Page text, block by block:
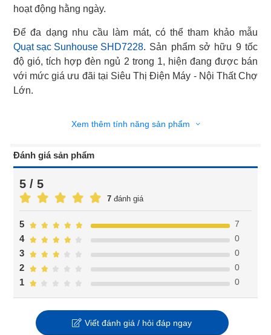
hoạt động hằng ngày.
Quạt sạc Sunhouse SHD7228. Sản phẩm sở hữu 9 tốc
độ gió, tích hợp đèn ngủ 2 trong 1, hiện đang được bán
với mức giá ưu đãi tại Siêu Thị Điện Máy - Nội Thất Chợ
Lớn.
Xem thêm tính năng sản phẩm
Đánh giá sản phẩm
5 / 5
7 đánh giá
1 0
2 0
3 0
4 0
5 7
Viết đánh giá / hỏi đáp ngay